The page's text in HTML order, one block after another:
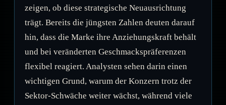
zeigen, ob diese strategische Neuausrichtung
trägt. Bereits die jüngsten Zahlen deuten darauf
hin, dass die Marke ihre Anziehungskraft behält
und bei veränderten Geschmackspräferenzen
flexibel reagiert. Analysten sehen darin einen
wichtigen Grund, warum der Konzern trotz der
Sektor-Schwäche weiter wächst, während viele